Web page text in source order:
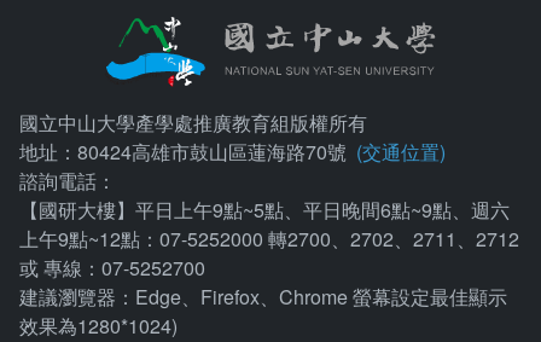
國立中山大學產學處推廣教育組版權所有
地址：80424高雄市鼓山區蓮海路70號 (交通位置)
諮詢電話：
【國研大樓】平日上午9點~5點、平日晚間6點~9點、週六
上午9點~12點：07-5252000 轉2700、2702、2711、2712
或 專線：07-5252700
建議瀏覽器：Edge、Firefox、Chrome 螢幕設定最佳顯示
效果為1280*1024)